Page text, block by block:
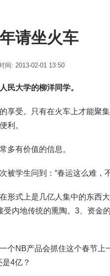
请坐火车
间: 2013-02-01 13:50
民大学的柳洋同学。
享受。只有在火车上才能聚
利。
多有价值的信息。
被学生问到：“春运这么难，
形式上是几亿人集中的东西
受内地传统的熏陶。3、资金
个NB产品会抓住这个春节上
4亿？